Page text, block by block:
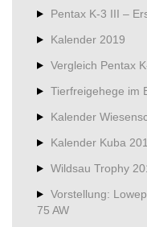
Pentax K-3 III –
Kalender 2019
Vergleich Pentax
Tierfreigehege im
Kalender
Kalender Kuba
Wildsau Trophy
Vorstellung:
75 AW